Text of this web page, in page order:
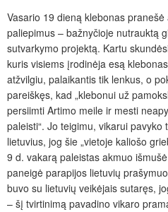
Vasario 19 dieną klebonas
paliepimus – bažnyčioje nutrauktą
sutvarkymo projektą. Kartu
kuris visiems įrodinėja esą
atžvilgiu, palaikantis tik lenkus, o
pareiškęs, kad „klebonui už
persiimti Artimo meile ir mesti
paleisti“. Jo teigimu, vikarui
lietuvius, jog šie „vietoje kaliošo
9 d. vakarą paleistas akmuo
paneigė parapijos lietuvių
buvo su lietuvių veikėjais sutaręs,
– šį tvirtinimą pavadino vikaro